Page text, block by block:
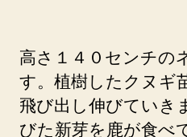
高さ１４０センチの
す。植樹したクヌギ
飛び出し伸びていき
びた新芽を鹿が食べ